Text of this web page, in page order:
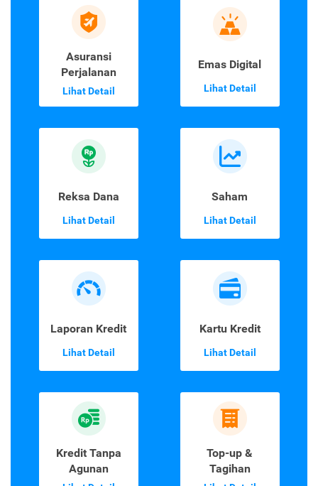
Asuransi
Perjalanan
Lihat Detail
Emas Digital
Lihat Detail
Reksa Dana
Lihat Detail
Saham
Lihat Detail
Laporan Kredit
Lihat Detail
Kartu Kredit
Lihat Detail
Kredit Tanpa
Agunan
Top-up &
Tagihan